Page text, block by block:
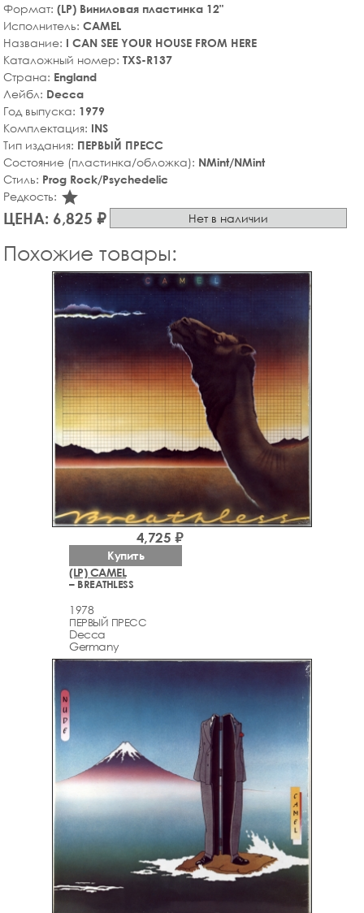
Формат: (LP) Виниловая пластинка 12"
Исполнитель: CAMEL
Название: I CAN SEE YOUR HOUSE FROM HERE
Каталожный номер: TXS-R137
Страна: England
Лейбл: Decca
Год выпуска: 1979
Комплектация: INS
Тип издания: ПЕРВЫЙ ПРЕСС
Состояние (пластинка/обложка): NMint/NMint
Стиль: Prog Rock/Psychedelic
Редкость: star_rate
ЦЕНА: 6,825 ₽ Нет в наличии
Похожие товары:
(LP) CAMEL
– BREATHLESS
1978
ПЕРВЫЙ ПРЕСС
Decca
Germany
4,725 ₽
Купить